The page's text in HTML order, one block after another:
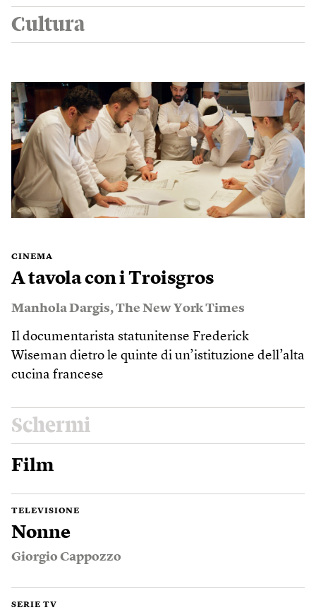
Cultura
CINEMA
A tavola con i Troisgros
Manhola Dargis,The New York Times
Il documentarista statunitense Frederick
Wiseman dietro le quinte di un’istituzione dell’alta
cucina francese
Schermi
Film
TELEVISIONE
Nonne
Giorgio Cappozzo
SERIE TV